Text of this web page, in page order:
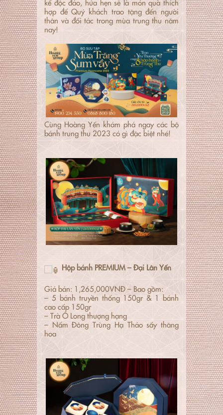
kế độc đáo, hứa hẹn sẽ là món quà thích
hợp để Quý khách trao tặng đến người
thân và đối tác trong mùa trung thu năm
nay!
Cùng Hoàng Yến khám phá ngay các bộ
bánh trung thu 2023 có gì đặc biệt nhé!
Hộp bánh PREMIUM – Đại Lân Yến
Giá bán: 1,265,000VNĐ – Bao gồm:
– 5 bánh truyền thống 150gr & 1 bánh
cao cấp 150gr
– Trà Ô Long thượng hạng
– Nấm Đông Trùng Hạ Thảo sấy thăng
hoa